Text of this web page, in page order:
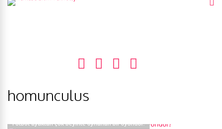
homunculus
Futbol ayaktan çok beyinle oynanan bir oyundur!